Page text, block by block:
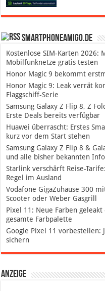
SmartphoneAmigo.de
Kostenlose SIM-Karten 2026:
Mobilfunknetze gratis testen
Honor Magic 9 bekommt
Honor Magic 9: Leak verrät
Flaggschiff-Serie
Samsung Galaxy Z Flip 8, Z
Erste Deals bereits verfügbar
Huawei überrascht: Erstes
kurz vor dem Start stehen
Samsung Galaxy Z Flip 8 &
und alle bisher bekannten
Starlink verschärft Reise-
Regel im Ausland
Vodafone GigaZuhause 300
Scooter oder Weber Gasgrill
Pixel 11: Neue Farben
gesamte Farbpalette
Google Pixel 11 vorbestellen:
sichern
Anzeige